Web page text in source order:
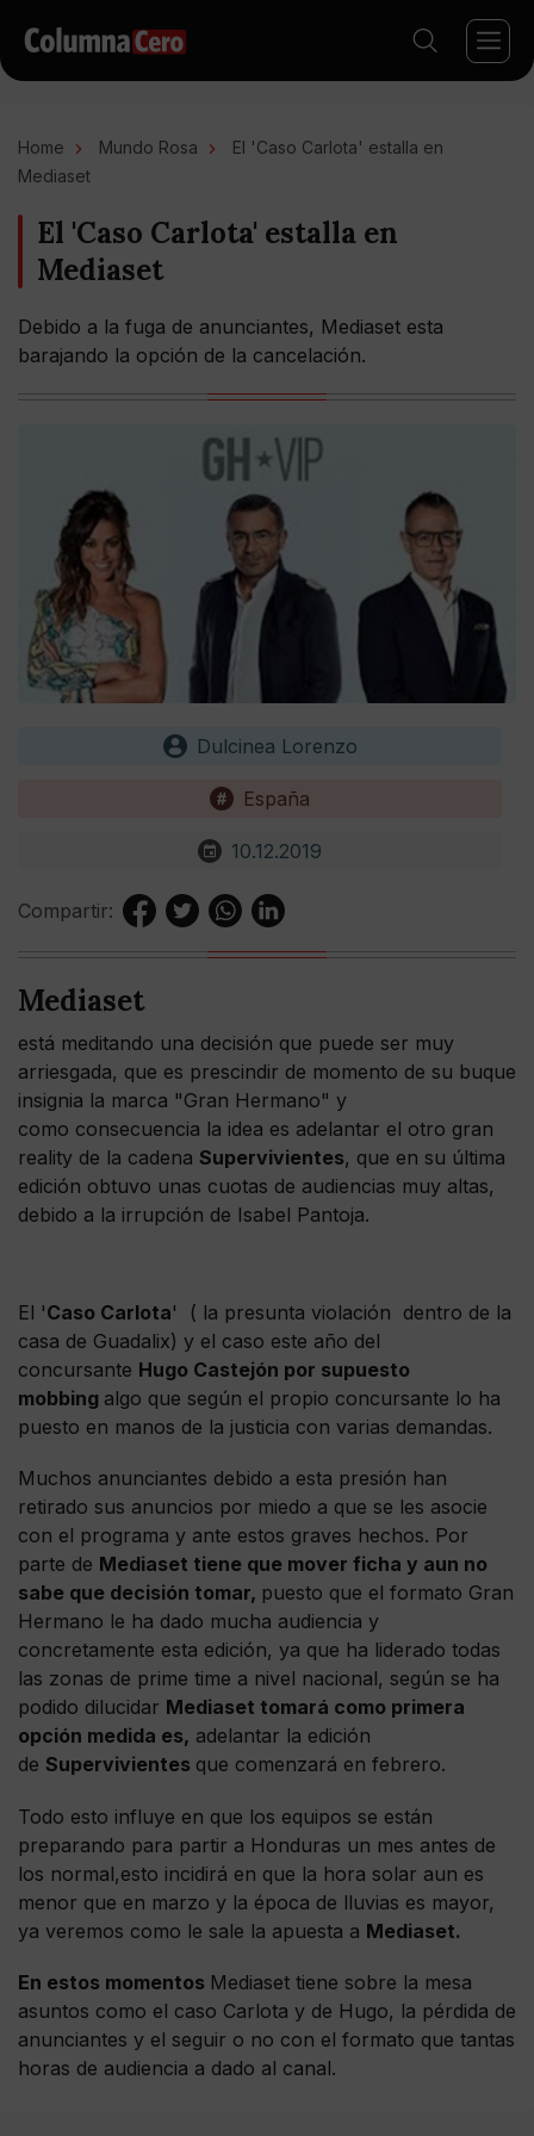
Home Mundo Rosa
El 'Caso Carlota' estalla en
Mediaset
El 'Caso Carlota' estalla en
Mediaset
Debido a la fuga de anunciantes, Mediaset esta
barajando la opción de la cancelación.
Dulcinea Lorenzo
España
10.12.2019
Compartir:
Mediaset
está meditando una decisión que puede ser muy
arriesgada, que es prescindir de momento de su buque
insignia la marca "Gran Hermano" y
como consecuencia la idea es adelantar el otro gran
reality de la cadena Supervivientes, que en su última
edición obtuvo unas cuotas de audiencias muy altas,
debido a la irrupción de Isabel Pantoja.
El 'Caso Carlota' ( la presunta violación dentro de la
casa de Guadalix) y el caso este año del
concursante Hugo Castejón por supuesto
mobbing algo que según el propio concursante lo ha
puesto en manos de la justicia con varias demandas.
Muchos anunciantes debido a esta presión han
retirado sus anuncios por miedo a que se les asocie
con el programa y ante estos graves hechos. Por
parte de Mediaset tiene que mover ficha y aun no
sabe que decisión tomar, puesto que el formato Gran
Hermano le ha dado mucha audiencia y
concretamente esta edición, ya que ha liderado todas
las zonas de prime time a nivel nacional, según se ha
podido dilucidar Mediaset tomará como primera
opción medida es, adelantar la edición
de Supervivientes que comenzará en febrero.
Todo esto influye en que los equipos se están
preparando para partir a Honduras un mes antes de
los normal,esto incidirá en que la hora solar aun es
menor que en marzo y la época de lluvias es mayor,
ya veremos como le sale la apuesta a Mediaset.
En estos momentos Mediaset tiene sobre la mesa
asuntos como el caso Carlota y de Hugo, la pérdida de
anunciantes y el seguir o no con el formato que tantas
horas de audiencia a dado al canal.